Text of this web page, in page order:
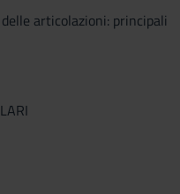
articolazioni: principali